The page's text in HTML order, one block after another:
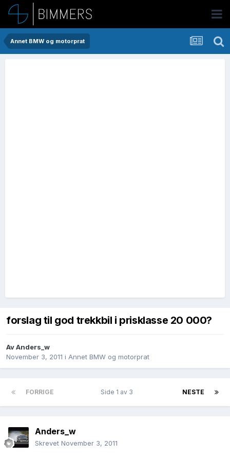
Annet BMW og motorprat
forslag til god trekkbil i prisklasse 20 000?
AvAnders_w
November 3, 2011 i Annet BMW og motorprat
FORRIGE NESTE
Side 1 av 3
Anders_w
Skrevet November 3, 2011